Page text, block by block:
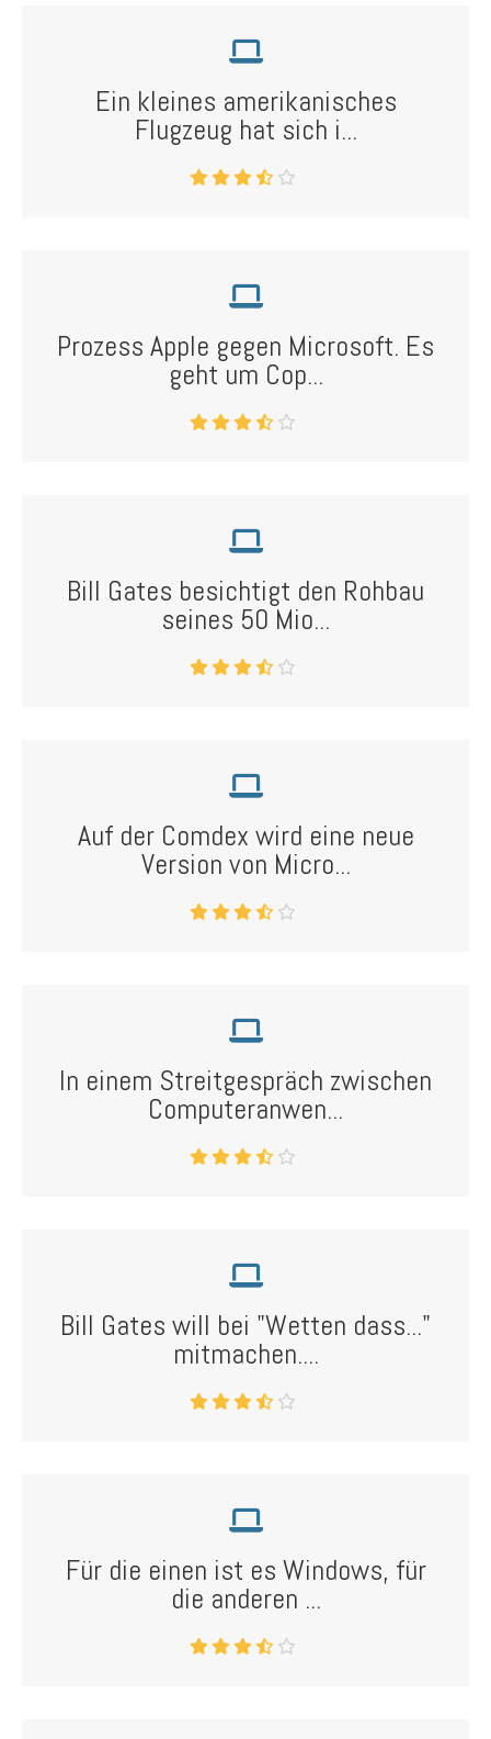
Ein kleines amerikanisches
Flugzeug hat sich i...
Prozess Apple gegen Microsoft. Es
geht um Cop...
Bill Gates besichtigt den Rohbau
seines 50 Mio...
Auf der Comdex wird eine neue
Version von Micro...
In einem Streitgespräch zwischen
Computeranwen...
Bill Gates will bei "Wetten dass..."
mitmachen....
Für die einen ist es Windows, für
die anderen ...